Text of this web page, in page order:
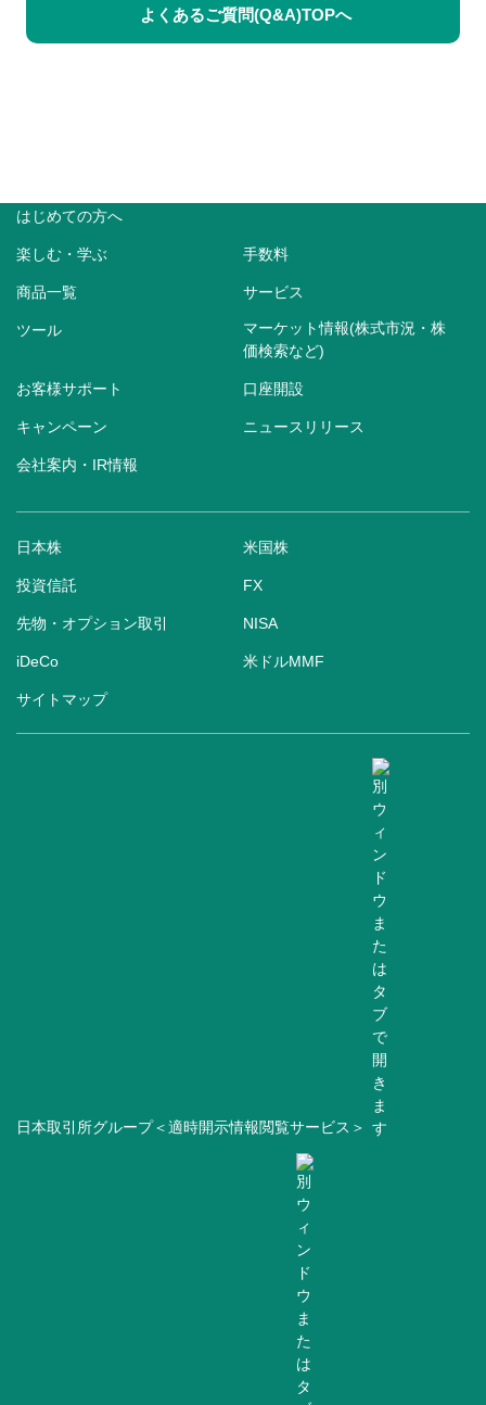
よくあるご質問(Q&A)TOPへ
はじめての方へ
楽しむ・学ぶ 手数料
商品一覧 サービス
ツール
マーケット情報(株式市況・株
価検索など)
お客様サポート 口座開設
キャンペーン ニュースリリース
会社案内・IR情報
日本株 米国株
投資信託 FX
先物・オプション取引 NISA
iDeCo 米ドルMMF
サイトマップ
日本取引所グループ＜適時開示情報閲覧サービス＞